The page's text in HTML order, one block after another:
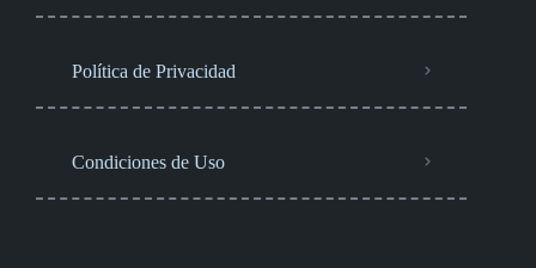
Política de Privacidad
Condiciones de Uso